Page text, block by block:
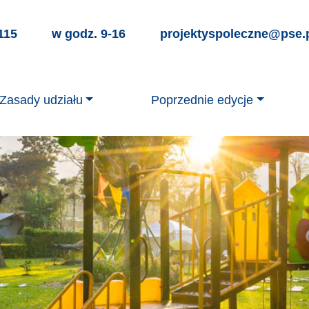
w godz. 9-16
udziału
Zgłoszenia
Realizacja projektu
Wskazówki
Pytania i odpowiedzi
Poprzednie edycje
Edycja V – 2023
Edycja IV – 2022
Edycja III – 2021
Edycja II – 2020